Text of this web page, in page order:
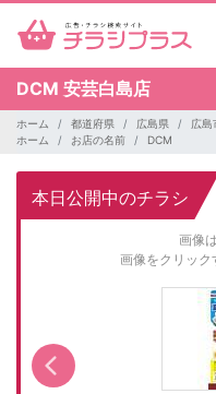
DCM 安芸白島店
ホーム 都道府県 広島県
広島
ホーム
お店の名前 DCM
本日公開中のチラシ
画像
画像をクリック